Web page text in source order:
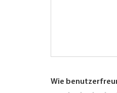
Wie